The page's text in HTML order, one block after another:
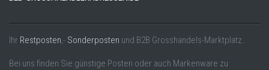
Ihr Restposten,- Sonderposten und B2B Grosshandels-Marktplatz.
Bei uns finden Sie günstige Posten oder auch Markenware zu